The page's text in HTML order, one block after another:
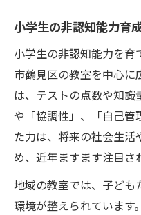
小学生の非認知能力育
小学生の非認知能力を
市鶴見区の教室を中心に
は、テストの点数や知識
や「協調性」、「自己管
た力は、将来の社会生
め、近年ますます注目さ
地域の教室では、子ども
環境が整えられています